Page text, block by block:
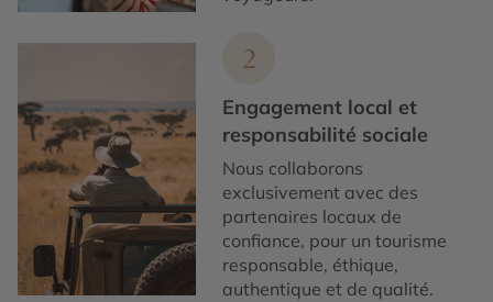
2
Engagement local et
responsabilité sociale
Nous collaborons
exclusivement avec des
partenaires locaux de
confiance, pour un tourisme
responsable, éthique,
authentique et de qualité.